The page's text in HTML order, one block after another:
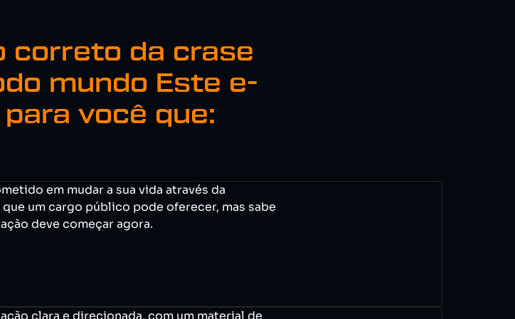
correto da crase
mundo Este e-
você que:
em mudar a sua vida através da
um cargo público pode oferecer, mas sabe
deve começar agora.
clara e direcionada, com um material de